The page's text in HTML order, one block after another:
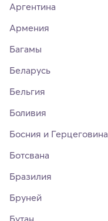
Аргентина
Армения
Багамы
Беларусь
Бельгия
Боливия
Босния и Герцеговина
Ботсвана
Бразилия
Бруней